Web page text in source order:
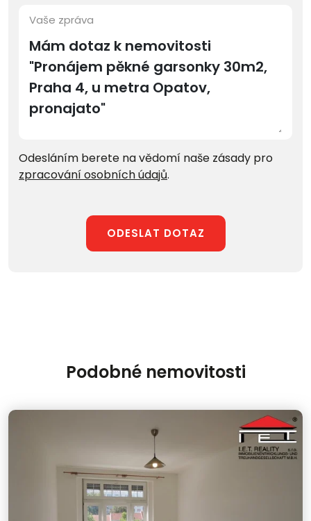
Vaše zpráva
Odesláním berete na vědomí naše zásady pro
zpracování osobních údajů.
ODESLAT DOTAZ
Podobné nemovitosti